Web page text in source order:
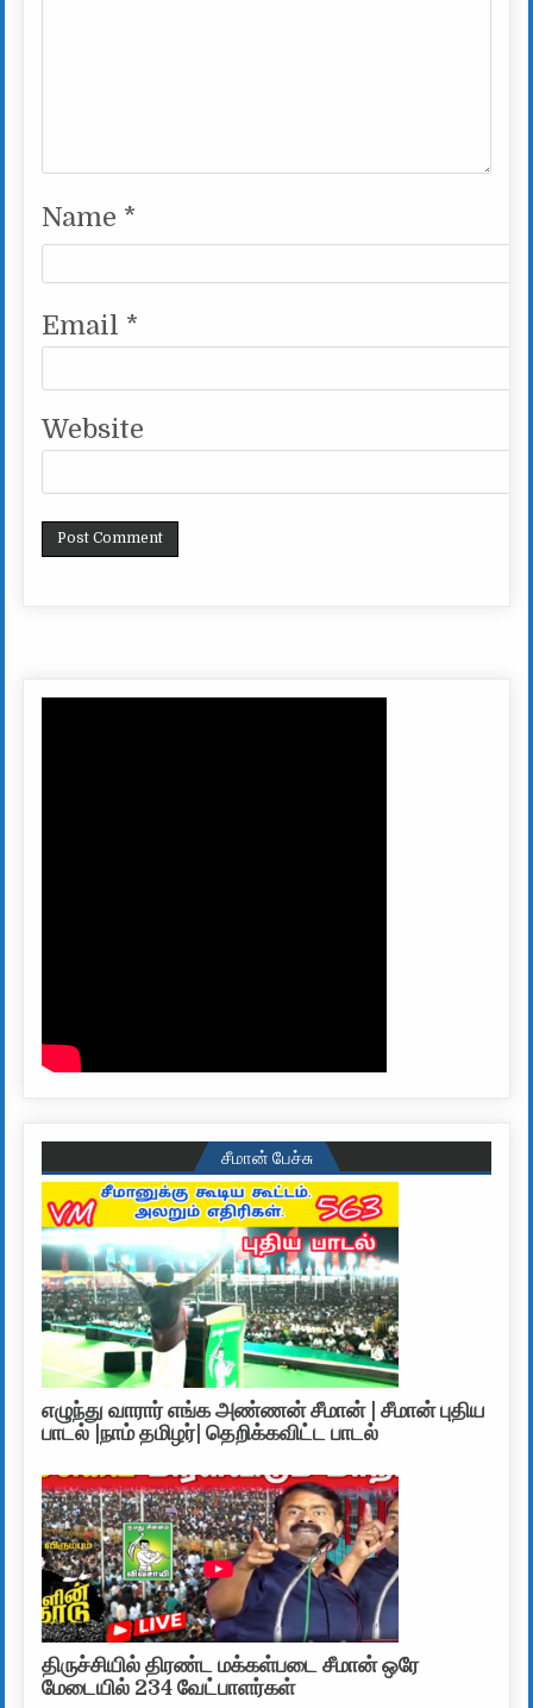
Name *
Email *
Website
சீமான் பேச்சு
எழுந்து வாரார் எங்க அண்ணன் சீமான் | சீமான் புதிய
பாடல் |நாம் தமிழர்| தெறிக்கவிட்ட பாடல்
திருச்சியில் திரண்ட மக்கள்படை சீமான் ஒரே
மேடையில் 234 வேட்பாளர்கள்